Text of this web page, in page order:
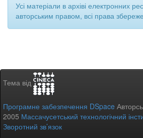
Усі матеріали в архіві електронних
авторським правом, всі права
Тема від
Програмне забезпечення DSpace
2005 Массачусетський технологічний
Зворотний зв’язок